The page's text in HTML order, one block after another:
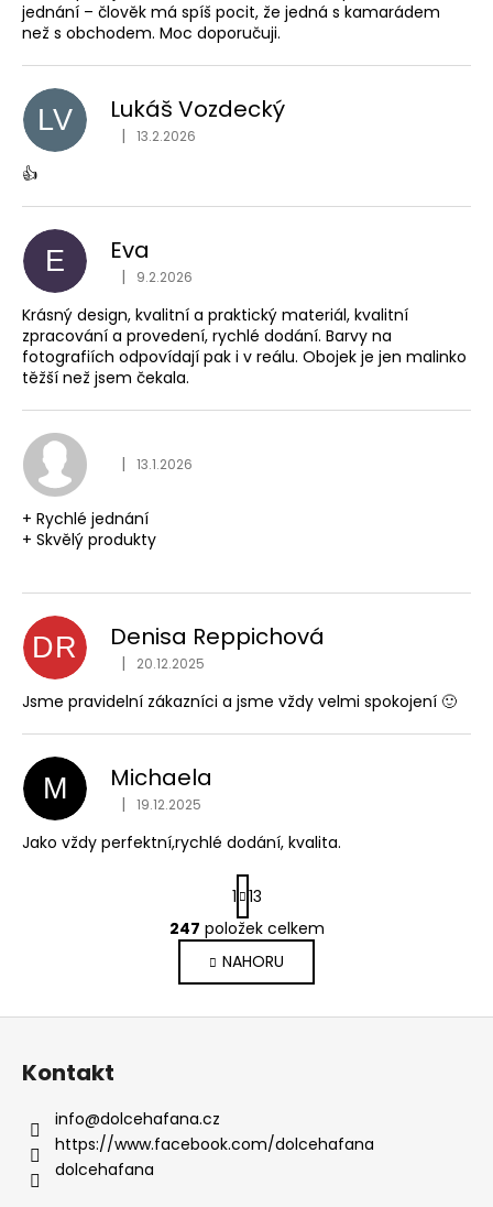
jednání – člověk má spíš pocit, že jedná s kamarádem
než s obchodem. Moc doporučuji.
LV Lukáš Vozdecký
Hodnocení
| 13.2.2026
👍
E Eva
Hodnocení
| 9.2.2026
Krásný design, kvalitní a praktický materiál, kvalitní
zpracování a provedení, rychlé dodání. Barvy na
fotografiích odpovídají pak i v reálu. Obojek je jen malinko
těžší než jsem čekala.
Hodnocení
| 13.1.2026
+ Rychlé jednání
+ Skvělý produkty
DR Denisa Reppichová
Hodnocení
| 20.12.2025
Jsme pravidelní zákazníci a jsme vždy velmi spokojení 🙂
M Michaela
Hodnocení
| 19.12.2025
Jako vždy perfektní,rychlé dodání, kvalita.
O
v
l
á
p
r
S
t
r
á
n
k
1 13
247 položek celkem
NAHORU
Z
Kontakt
info@dolcehafana.cz
https://www.facebook.com/dolcehafana
dolcehafana